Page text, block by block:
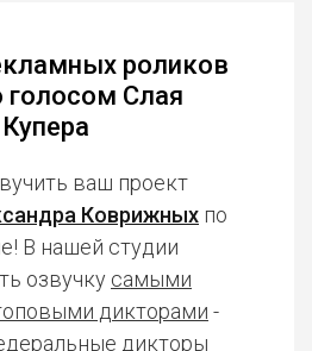
роликов
голосом Слая
Купера
ваш проект
Коврижных по
В нашей студии
озвучку самыми
дикторами -
дикторы